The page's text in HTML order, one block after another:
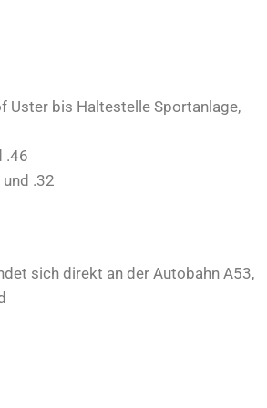
Uster bis Haltestelle Sportanlage,
.46
.32
sich direkt an der Autobahn A53,